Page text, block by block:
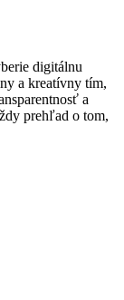
digitálnu
a kreatívny tím,
a
prehľad o tom,